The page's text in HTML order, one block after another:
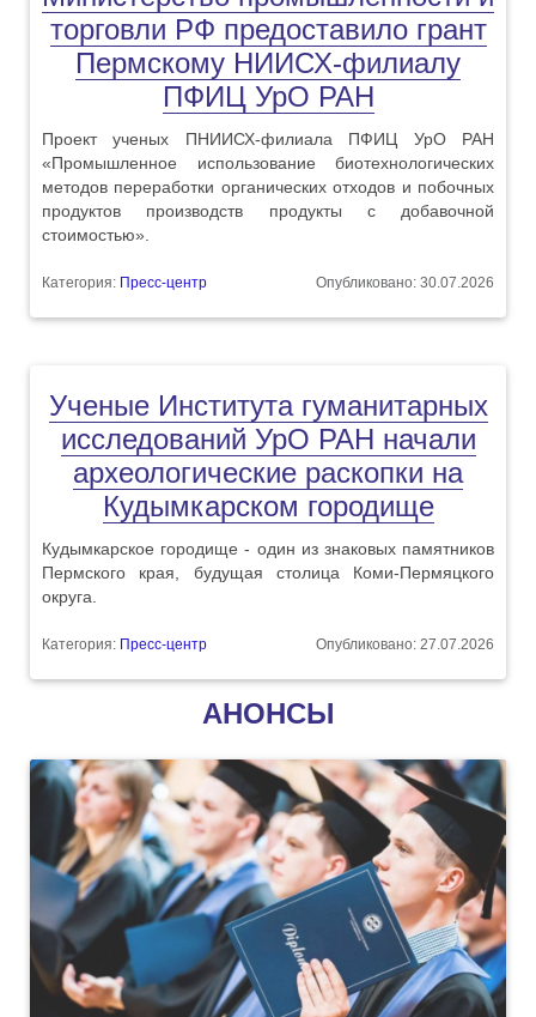
торговли РФ предоставило грант
Пермскому НИИСХ-филиалу
ПФИЦ УрО РАН
Проект ученых ПНИИСХ-филиала ПФИЦ УрО РАН
«Промышленное использование биотехнологических
методов переработки органических отходов и побочных
продуктов производств продукты с добавочной
стоимостью».
Категория: Пресс-центр Опубликовано: 30.07.2026
Ученые Института гуманитарных
исследований УрО РАН начали
археологические раскопки на
Кудымкарском городище
Кудымкарское городище - один из знаковых памятников
Пермского края, будущая столица Коми-Пермяцкого
округа.
Категория: Пресс-центр Опубликовано: 27.07.2026
АНОНСЫ